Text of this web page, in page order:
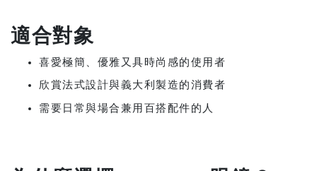
適合對象
喜愛極簡、優雅又具時尚感的使用者
欣賞法式設計與義大利製造的消費者
需要日常與場合兼用百搭配件的人